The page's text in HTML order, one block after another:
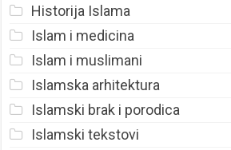
Historija Islama
Islam i medicina
Islam i muslimani
Islamska arhitektura
Islamski brak i porodica
Islamski tekstovi